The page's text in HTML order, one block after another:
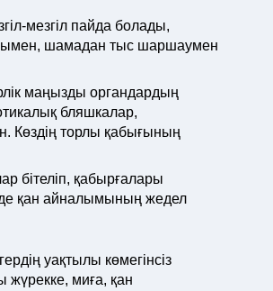
мезгіл пайда болады,
шамадан тыс шаршаумен
маңызды органдардың
бляшкалар,
Көздің торлы қабығының
бітеліп, қабырғалары
қан айналымының жедел
уақтылы көмегінсіз
жүрекке, миға, қан